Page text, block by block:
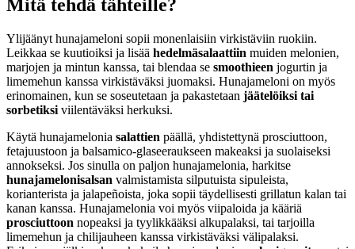
Mitä tehdä tähteille?
Ylijäänyt hunajameloni sopii monenlaisiin virkistäviin ruokiin.
Leikkaa se kuutioiksi ja lisää hedelmäsalaattiin muiden melonien,
marjojen ja mintun kanssa, tai blendaa se smoothieen jogurtin ja
limemehun kanssa virkistäväksi juomaksi. Hunajameloni on myös
erinomainen, kun se soseutetaan ja pakastetaan jäätelöiksi tai
sorbetiksi viilentäväksi herkuksi.
Käytä hunajamelonia salattien päällä, yhdistettynä prosciuttoon,
fetajuustoon ja balsamico-glaseeraukseen makeaksi ja suolaiseksi
annokseksi. Jos sinulla on paljon hunajamelonia, harkitse
hunajamelonisalsan valmistamista silputuista sipuleista,
korianterista ja jalapeñoista, joka sopii täydellisesti grillatun kalan tai
kanan kanssa. Hunajamelonia voi myös viipaloida ja kääriä
prosciuttoon nopeaksi ja tyylikkääksi alkupalaksi, tai tarjoilla
limemehun ja chilijauheen kanssa virkistäväksi välipalaksi.